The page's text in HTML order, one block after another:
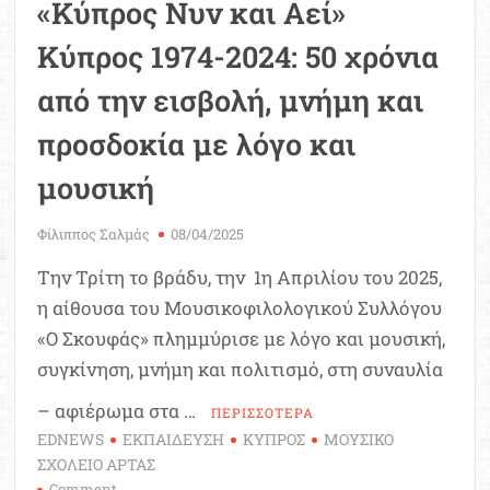
«Κύπρος Νυν και Αεί»
Κύπρος 1974-2024: 50 χρόνια
από την εισβολή, μνήμη και
προσδοκία με λόγο και
μουσική
Φίλιππος Σαλμάς 08/04/2025
Την Τρίτη το βράδυ, την 1η Απριλίου του 2025,
η αίθουσα του Μουσικοφιλολογικού Συλλόγου
«Ο Σκουφάς» πλημμύρισε με λόγο και μουσική,
συγκίνηση, μνήμη και πολιτισμό, στη συναυλία
– αφιέρωμα στα …
ΠΕΡΙΣΣΟΤΕΡΑ
EDNEWS ΕΚΠΑΙΔΕΥΣΗ ΚΥΠΡΟΣ
ΜΟΥΣΙΚΟ
ΣΧΟΛΕΙΟ ΑΡΤΑΣ